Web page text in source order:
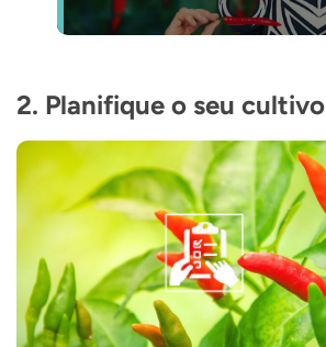
2. Planifique o seu cultivo